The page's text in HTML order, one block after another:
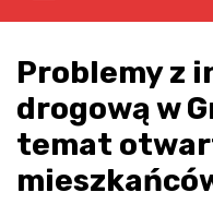
Problemy z
drogową w
temat